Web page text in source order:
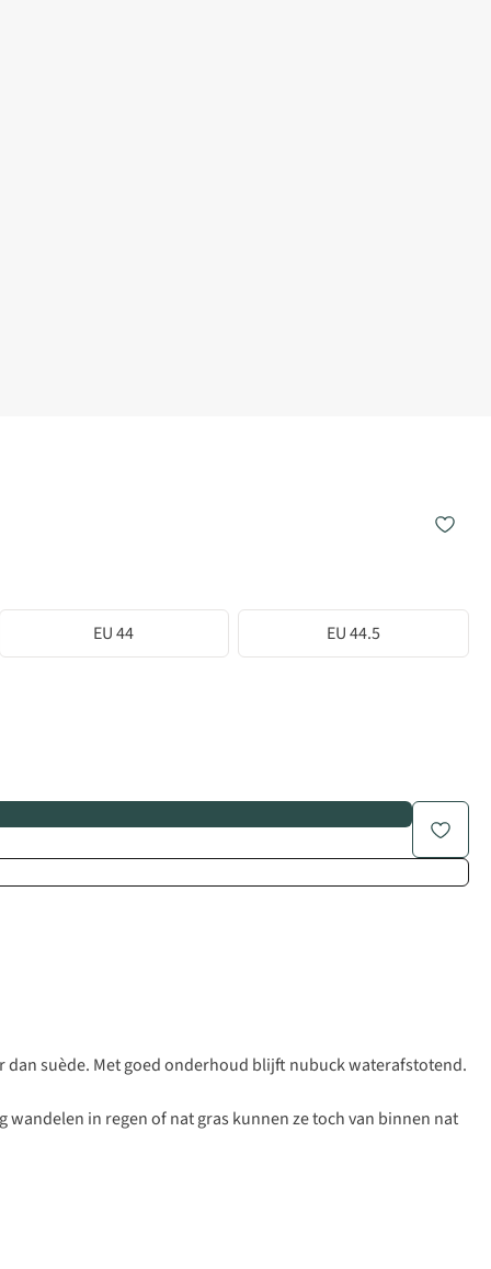
EU 44 EU 44.5
dan suède. Met goed onderhoud blijft nubuck waterafstotend.
in regen of nat gras kunnen ze toch van binnen nat